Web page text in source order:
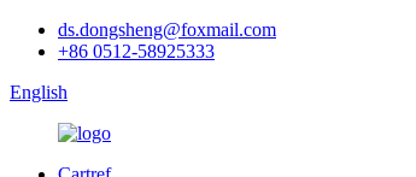
ds.dongsheng@foxmail.com
+86 0512-58925333
English